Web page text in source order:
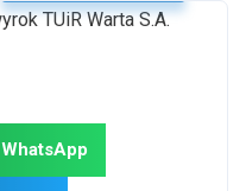
WhatsApp